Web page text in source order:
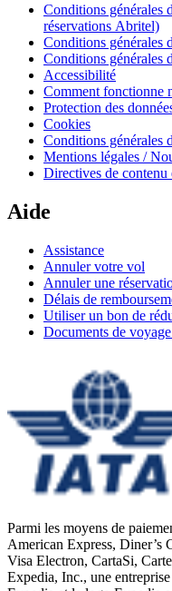
Conditions générales
réservations Abritel)
Conditions
Conditions générales
Accessibilité
Comment fonctionne
Protection des
Cookies
Conditions générales
Mentions légales /
Directives de contenu
Aide
Assistance
Annuler votre vol
Annuler une
Délais de
Utiliser un bon de
Documents de
Parmi les moyens de
American Express, Diner’s
Visa Electron, CartaSi,
Expedia, Inc., une